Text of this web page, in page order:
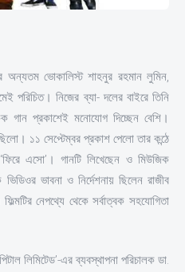
অন্যতম ভোকালিস্ট শাহনুর রহমান লুমিন,
পরিচিত। নিজের ব্যা- দলের বাইরে তিনি
প্রকাশেই মনোযোগ দিচ্ছেন বেশি।
১১ সেপ্টেম্বর প্রকাশ পেলো তার কন্ঠে
এসো’। গানটি লিখেছেন ও মিউজিক
ভাবনা ও নির্দেশনায় ছিলেন রাজীব
নেপথ্যে থেকে সর্বাত্বক সহযোগিতা
লিমিটেড’-এর ব্যবস্থাপনা পরিচালক ডা.